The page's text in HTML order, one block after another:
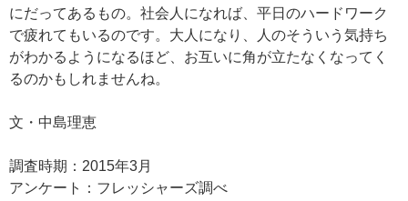
にだってあるもの。社会人になれば、平日のハードワーク
で疲れてもいるのです。大人になり、人のそういう気持ち
がわかるようになるほど、お互いに角が立たなくなってく
るのかもしれませんね。
文・中島理恵
調査時期：2015年3月
アンケート：フレッシャーズ調べ